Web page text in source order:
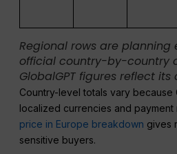
Regional rows are planning
official country-by-country
GlobalGPT figures reflect
Country-level totals vary because
localized currencies and payment
price in Europe breakdown gives
sensitive buyers.